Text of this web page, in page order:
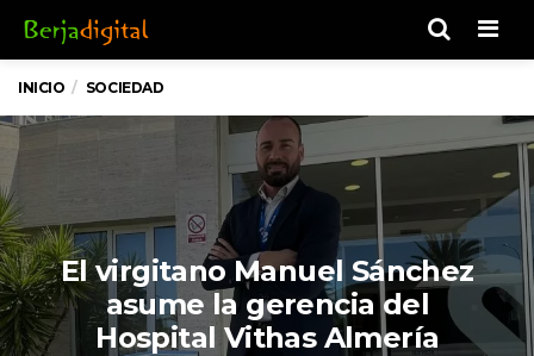
INICIO SOCIEDAD
El virgitano Manuel Sánchez
asume la gerencia del
Hospital Vithas Almería